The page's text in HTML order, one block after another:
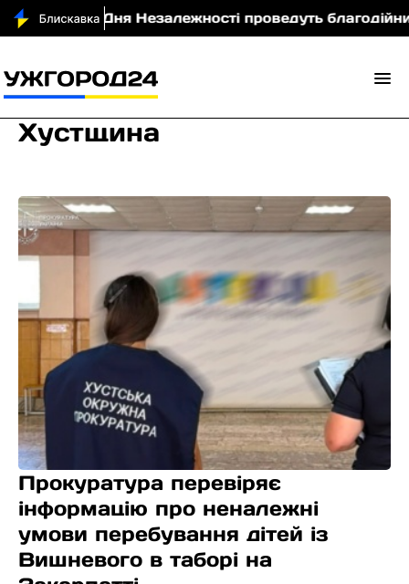
Незалежності проведуть благодійний Summer
Хустщина
Прокуратура перевіряє
інформацію про неналежні
умови перебування дітей із
Вишневого в таборі на